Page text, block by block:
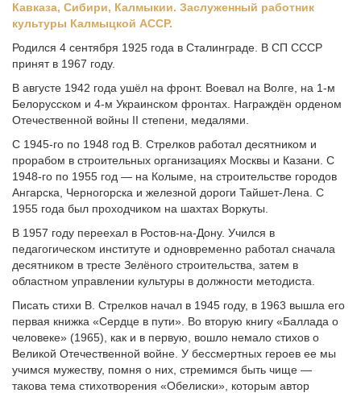
Кавказа, Сибири, Калмыкии. Заслуженный работник
культуры Калмыцкой АССР.
Родился 4 сентября 1925 года в Сталинграде. В СП СССР
принят в 1967 году.
В августе 1942 года ушёл на фронт. Воевал на Волге, на 1-м
Белорусском и 4-м Украинском фронтах. Награждён орденом
Отечественной войны II степени, медалями.
С 1945-го по 1948 год В. Стрелков работал десятником и
прорабом в строительных организациях Москвы и Казани. С
1948-го по 1955 год — на Колыме, на строительстве городов
Ангарска, Черногорска и железной дороги Тайшет-Лена. С
1955 года был проходчиком на шахтах Воркуты.
В 1957 году переехал в Ростов-на-Дону. Учился в
педагогическом институте и одновременно работал сначала
десятником в тресте Зелёного строительства, затем в
областном управлении культуры в должности методиста.
Писать стихи В. Стрелков начал в 1945 году, в 1963 вышла его
первая книжка «Сердце в пути». Во вторую книгу «Баллада о
человеке» (1965), как и в первую, вошло немало стихов о
Великой Отечественной войне. У бессмертных героев ее мы
учимся мужеству, помня о них, стремимся быть чище —
такова тема стихотворения «Обелиски», которым автор